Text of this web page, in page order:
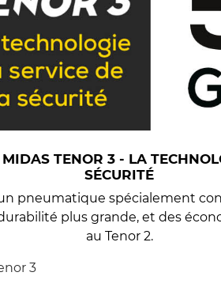
TENOR 3 - LA
SÉCURITÉ
pneumatique spécialement
plus grande, et des
au Tenor 2.